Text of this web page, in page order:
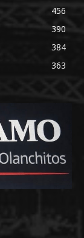
456
390
384
363